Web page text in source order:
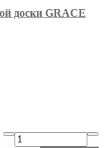
доски GRACE